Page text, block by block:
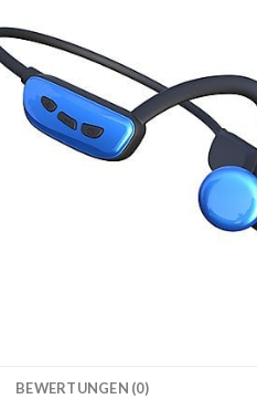
BEWERTUNGEN (0)